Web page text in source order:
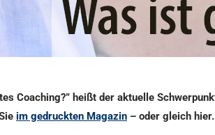
Coaching?” heißt der aktuelle
im gedruckten Magazin – oder gleich hier.